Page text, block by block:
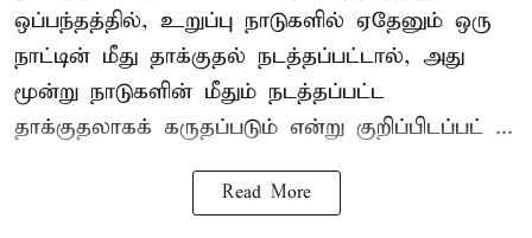
ஒப்பந்தத்தில், உறுப்பு நாடுகளில் ஏதேனும் ஒரு
நாட்டின் மீது தாக்குதல் நடத்தப்பட்டால், அது
மூன்று நாடுகளின் மீதும் நடத்தப்பட்ட
தாக்குதலாகக் கருதப்படும் என்று குறிப்பிடப்பட் ...
Read More